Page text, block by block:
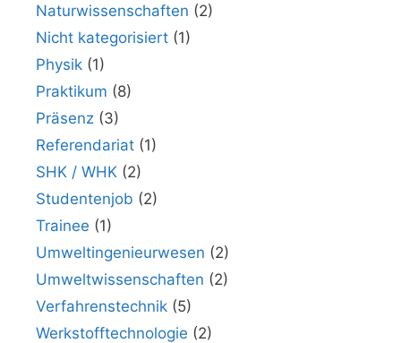
Naturwissenschaften (2)
Nicht kategorisiert (1)
Physik (1)
Praktikum (8)
Präsenz (3)
Referendariat (1)
SHK / WHK (2)
Studentenjob (2)
Trainee (1)
Umweltingenieurwesen (2)
Umweltwissenschaften (2)
Verfahrenstechnik (5)
Werkstofftechnologie (2)